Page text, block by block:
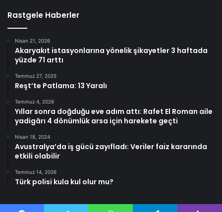
Rastgele Haberler
Nisan 21, 2026
Akaryakıt istasyonlarına yönelik şikayetler 3 haftada
yüzde 71 arttı
Temmuz 27, 2025
Reşt’te Patlama: 13 Yaralı
Temmuz 4, 2026
Yıllar sonra doğduğu eve adım attı: Rafet El Roman aile
yadigârı 4 dönümlük arsa için harekete geçti
Nisan 18, 2024
Avustralya’da iş gücü zayıfladı: Veriler faiz kararında
etkili olabilir
Temmuz 14, 2026
Türk polisi kula kul olur mu?